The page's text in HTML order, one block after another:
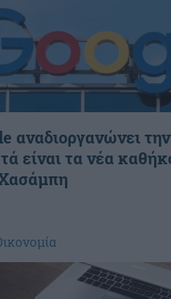
αναδιοργανώνει
είναι τα νέα